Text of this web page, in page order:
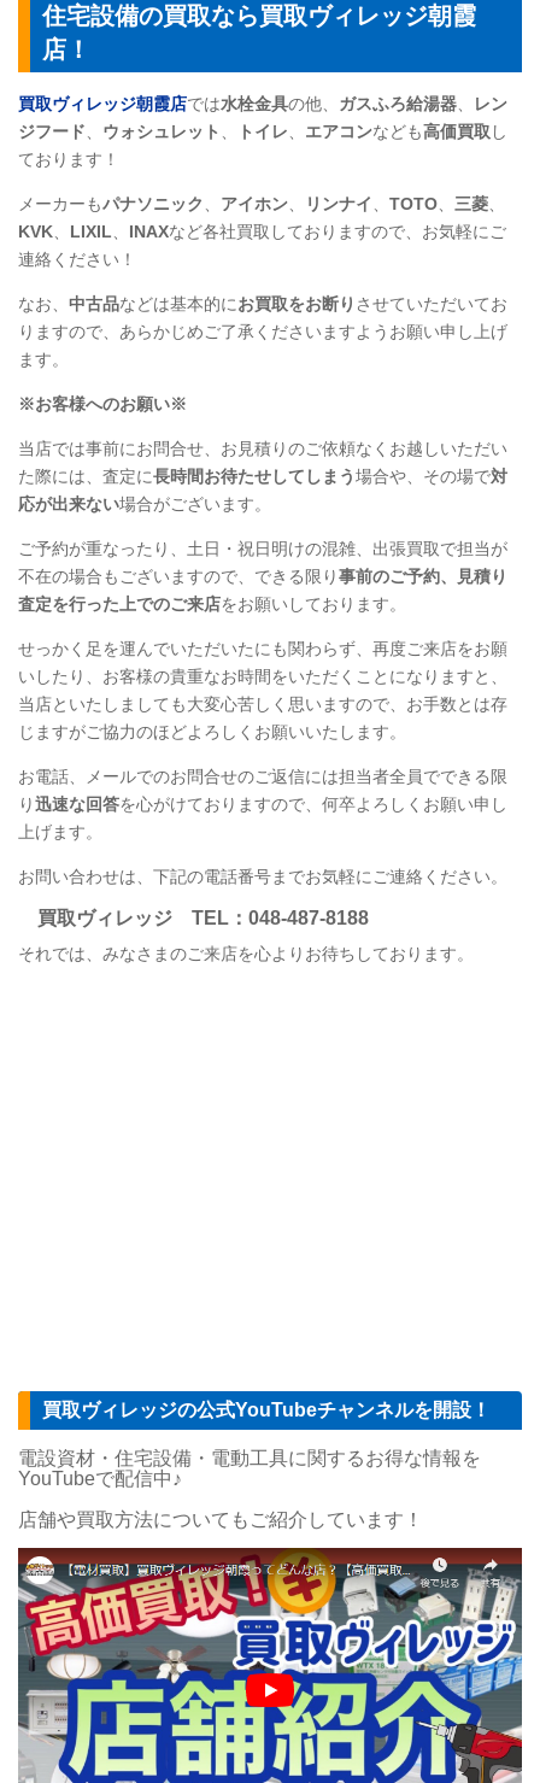
住宅設備の買取なら買取ヴィレッジ朝霞
店！
買取ヴィレッジ朝霞店では水栓金具の他、 ガスふろ給湯器
レン
ジフード
ウォシュレット トイレ エアコンなども高価買取 し
ております！
メーカーもパナソニック アイホン リンナイ TOTO 三菱
KVK
LIXIL INAXなど各社買取しておりますので、お気軽にご
連絡ください！
なお、 中古品などは基本的にお買取をお断り させていただいてお
りますので、あらかじめご了承くださいますようお願い申し上げ
ます。
※お客様へのお願い※
当店では事前にお問合せ、お見積りのご依頼なくお越しいただい
た際には、査定に長時間お待たせしてしまう場合や、その場で対
応が出来ない場合がございます。
ご予約が重なったり、土日・祝日明けの混雑、出張買取で担当が
不在の場合もございますので、できる限り事前のご予約、見積り
査定を行った上でのご来店をお願いしております。
せっかく足を運んでいただいたにも関わらず、再度ご来店をお願
いしたり、お客様の貴重なお時間をいただくことになりますと、
当店といたしましても大変心苦しく思いますので、お手数とは存
じますがご協力のほどよろしくお願いいたします。
お電話、メールでのお問合せのご返信には担当者全員でできる限
り迅速な回答を心がけておりますので、何卒よろしくお願い申し
上げます。
お問い合わせは、下記の電話番号までお気軽にご連絡ください。
買取ヴィレッジ TEL ：048-487-8188
それでは、みなさまのご来店を心よりお待ちしております。
買取ヴィレッジの公式YouTubeチャンネルを開設！
電設資材・住宅設備・電動工具に関するお得な情報を
YouTubeで配信中♪
店舗や買取方法についてもご紹介しています！